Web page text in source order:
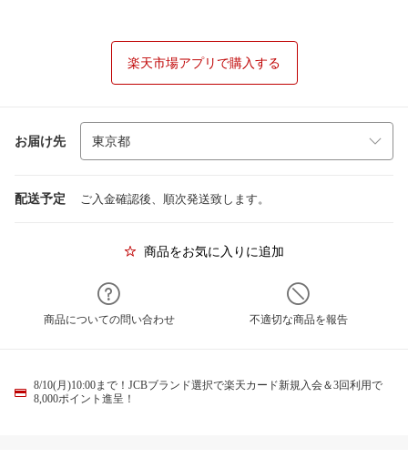
楽天市場アプリで購入する
お届け先
配送予定 ご入金確認後、順次発送致します。
商品をお気に入りに追加
商品についての問い合わせ 不適切な商品を報告
8/10(月)10:00まで！JCBブランド選択で楽天カード新規入会＆3回利用で
8,000ポイント進呈！